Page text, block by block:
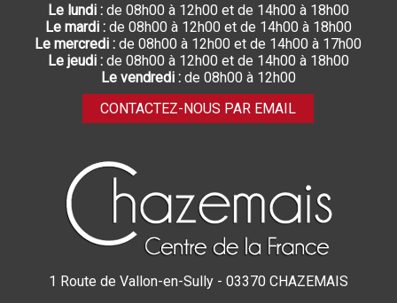
Le lundi :de 08h00 à 12h00 et de 14h00 à 18h00
Le mardi :de 08h00 à 12h00 et de 14h00 à 18h00
Le mercredi : de 08h00 à 12h00 et de 14h00 à 17h00
Le jeudi :de 08h00 à 12h00 et de 14h00 à 18h00
Le vendredi :de 08h00 à 12h00
CONTACTEZ-NOUS PAR EMAIL
1 Route de Vallon-en-Sully - 03370 CHAZEMAIS